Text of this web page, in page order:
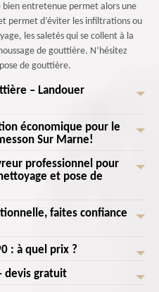
entretenue permet alors une
permet d’éviter les infiltrations ou
les saletés qui se collent à la
de gouttière. N’hésitez
de gouttière.
– Landouer
intervention à privilégier. Cet
de vie et d'éviter des travaux
ou des changements de
votre gouttière par nos
intervient selon vos demandes.
conclu à l’avance, les prix
votre commande. Choisir notre
et fiabilité.
économique pour le
Sur Marne!
de gouttière abordable à
Couverture , nous sommes fiers de
garder vos gouttières propres
professionnels du nettoyage de
compétences nécessaires pour
Ils sont formés pour identifier et
aux gouttières. Notre approche
débris, des obstructions et des
professionnel pour
et pose de
une gouttière, vous pouvez
couvreurs experts à
pas l'importance d'une gouttière
de votre système de gouttière,
faites confiance
compromettre la protection de
Couverture le couvreur
: à quel prix ?
conseillé si vous souhaitez
devis gratuit